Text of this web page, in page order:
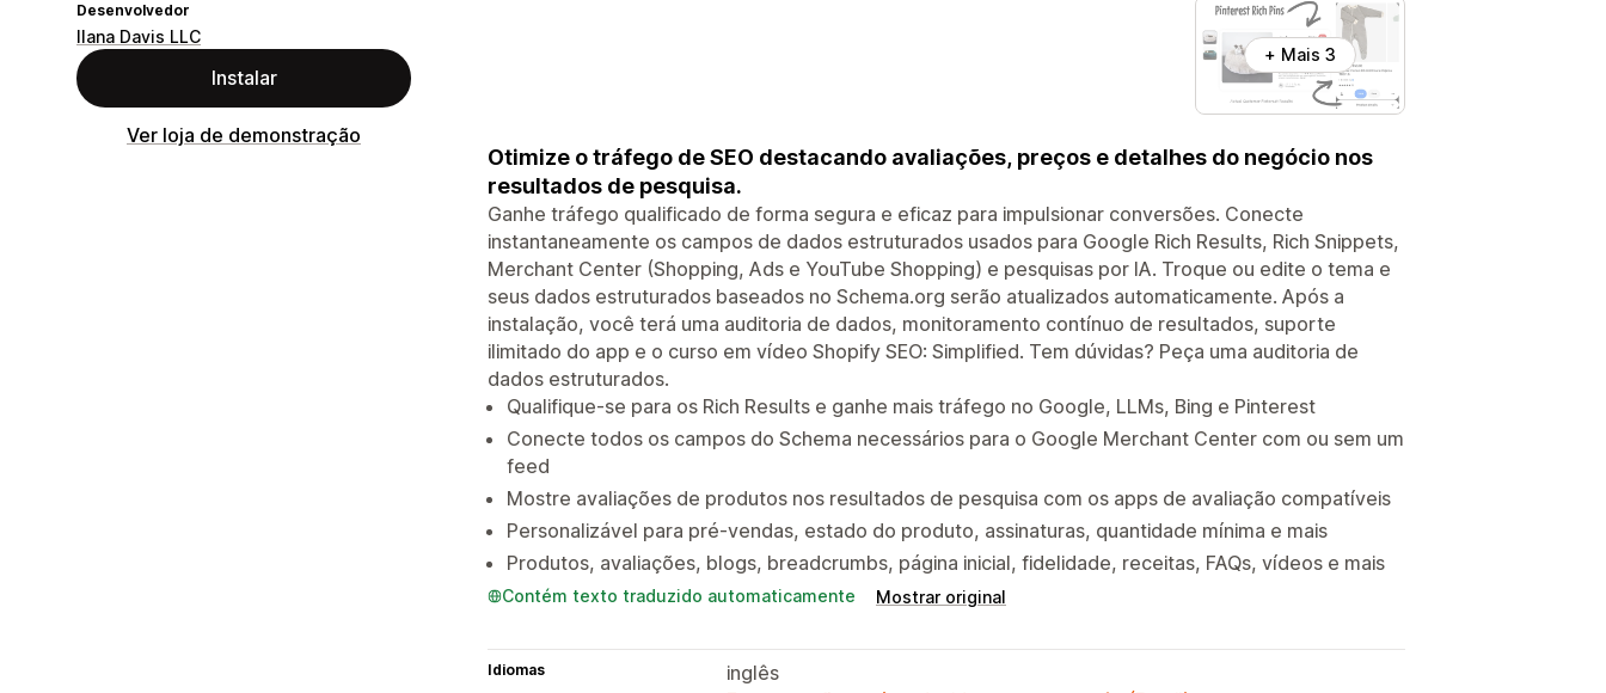
Desenvolvedor
Ilana Davis LLC
Instalar
Ver loja de demonstração
+ Mais 3
Otimize o tráfego de SEO destacando avaliações, preços e detalhes do negócio nos
resultados de pesquisa.
Ganhe tráfego qualificado de forma segura e eficaz para impulsionar conversões. Conecte
instantaneamente os campos de dados estruturados usados para Google Rich Results, Rich Snippets,
Merchant Center (Shopping, Ads e YouTube Shopping) e pesquisas por IA. Troque ou edite o tema e
seus dados estruturados baseados no Schema.org serão atualizados automaticamente. Após a
instalação, você terá uma auditoria de dados, monitoramento contínuo de resultados, suporte
ilimitado do app e o curso em vídeo Shopify SEO: Simplified. Tem dúvidas? Peça uma auditoria de
dados estruturados.
Qualifique-se para os Rich Results e ganhe mais tráfego no Google, LLMs, Bing e Pinterest
Conecte todos os campos do Schema necessários para o Google Merchant Center com ou sem um
feed
Mostre avaliações de produtos nos resultados de pesquisa com os apps de avaliação compatíveis
Personalizável para pré-vendas, estado do produto, assinaturas, quantidade mínima e mais
Produtos, avaliações, blogs, breadcrumbs, página inicial, fidelidade, receitas, FAQs, vídeos e mais
Contém texto traduzido automaticamente Mostrar original
Idiomas
inglês